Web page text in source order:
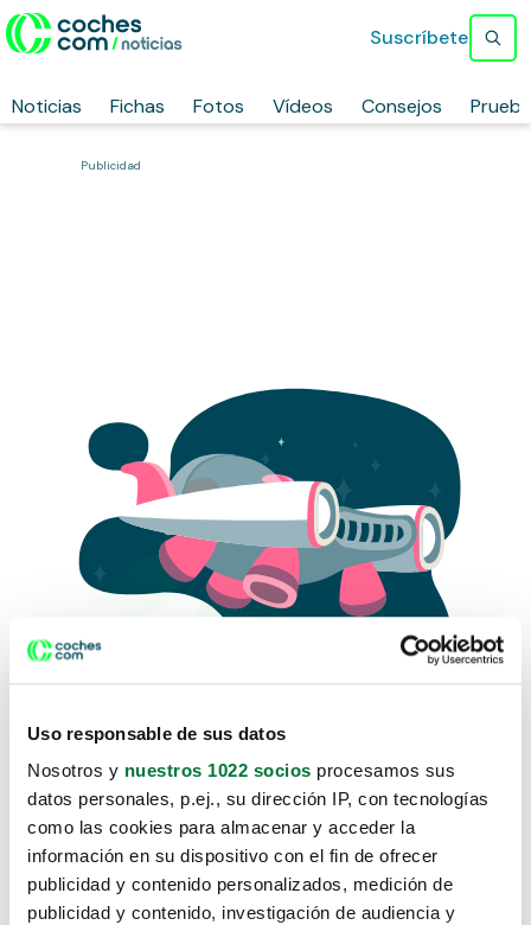
Uso responsable de sus datos
Nosotros y nuestros 1022 socios procesamos sus
datos personales, p.ej., su dirección IP, con tecnologías
como las cookies para almacenar y acceder la
información en su dispositivo con el fin de ofrecer
publicidad y contenido personalizados, medición de
publicidad y contenido, investigación de audiencia y
Noticias Fichas Fotos Vídeos Consejos
Suscríbete
Publicidad
Lo sentimos, no sabemos como
te hemos traido hasta aquí.